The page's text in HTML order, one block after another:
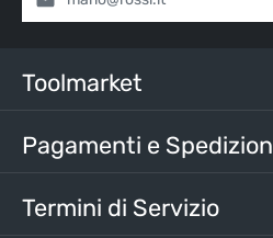
nostri termini e condizioni generali
Inserisci i caratteri sopra*
Toolmarket
Pagamenti e
Termini di Servizio